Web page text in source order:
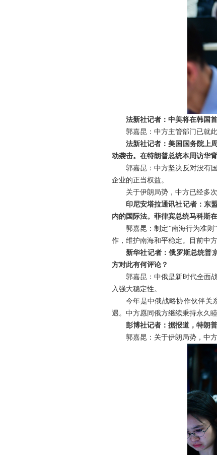
法新社记者：中美将在韩国
郭嘉昆：中方主管部门已就
法新社记者：美国国务院上
动袭击。在特朗普总统本周访华
郭嘉昆：中方坚决反对没有
企业的正当权益。
关于伊朗局势，中方已经多
印尼安塔拉通讯社记者：东
内的国际法。菲律宾总统马科斯
郭嘉昆：制定“南海行为准
作，维护南海和平稳定。目前中
新华社记者：俄罗斯总统普
方对此有何评论？
郭嘉昆：中俄是新时代全面
入强大稳定性。
今年是中俄战略协作伙伴关
遇。中方愿同俄方继续秉持永久
彭博社记者：据报道，特朗
郭嘉昆：关于伊朗局势，中